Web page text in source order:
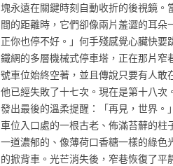
塊永遠在關鍵時刻自動收折的後視鏡。
間的距離時，它們卻像兩片羞澀的耳
正你也停不好。」何手殘感覺心臟快
鐵網的多層機械式停車塔，正在那片
號車位始終空著，並且傳說只要有人敢
他已經失敗了十七次。現在是第十八
發出最後的溫柔提醒：「再見，世界
車位入口處的一根古老、佈滿苔蘚的柱
一道濃郁的、像薄荷口香糖一樣的綠色
的掀背車。光芒消失後，窄巷恢復了